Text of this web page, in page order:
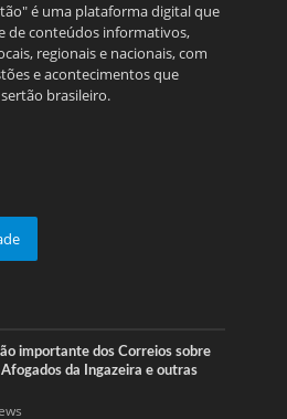
é uma plataforma digital que
de conteúdos informativos,
regionais e nacionais, com
e acontecimentos que
brasileiro.
importante dos Correios sobre
Afogados da Ingazeira e outras